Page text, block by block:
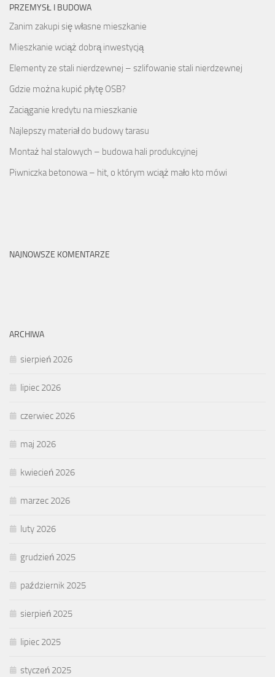
PRZEMYSŁ I BUDOWA
Zanim zakupi się własne mieszkanie
Mieszkanie wciąż dobrą inwestycją
Elementy ze stali nierdzewnej – szlifowanie stali nierdzewnej
Gdzie można kupić płytę OSB?
Zaciąganie kredytu na mieszkanie
Najlepszy materiał do budowy tarasu
Montaż hal stalowych – budowa hali produkcyjnej
Piwniczka betonowa – hit, o którym wciąż mało kto mówi
NAJNOWSZE KOMENTARZE
ARCHIWA
sierpień 2026
lipiec 2026
czerwiec 2026
maj 2026
kwiecień 2026
marzec 2026
luty 2026
grudzień 2025
październik 2025
sierpień 2025
lipiec 2025
styczeń 2025